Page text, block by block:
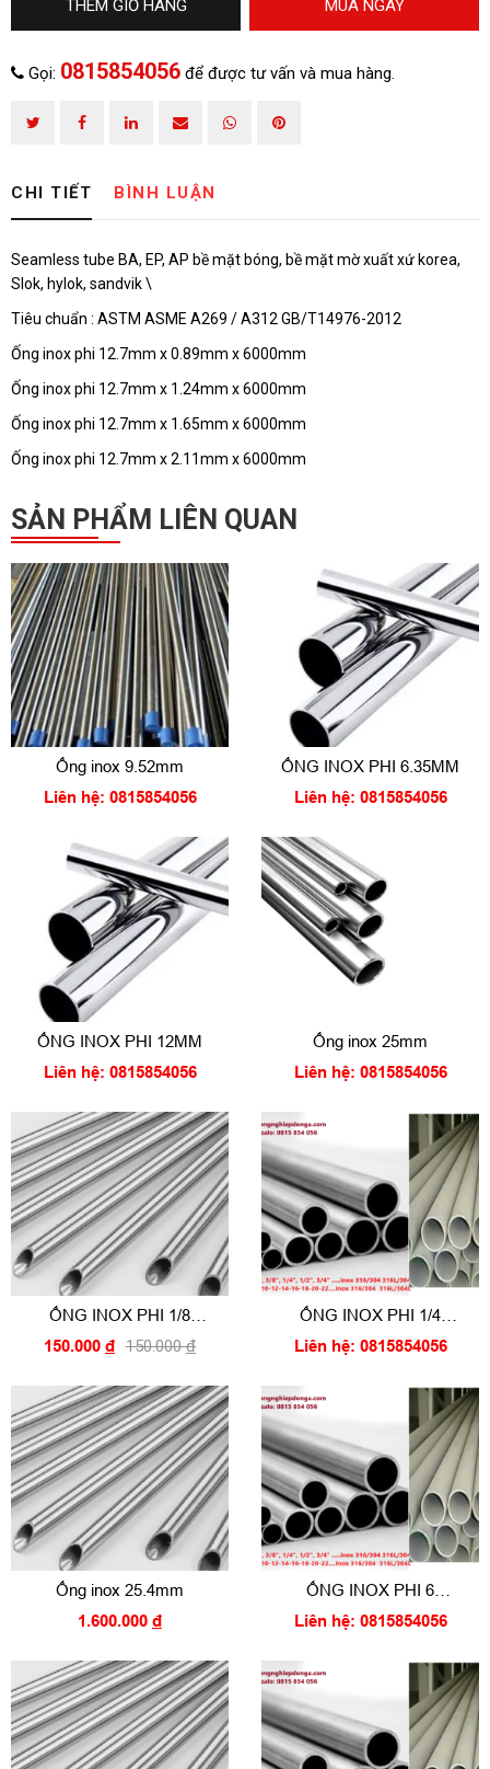
THÊM GIỎ HÀNG MUA NGAY
Gọi: 0815854056 để được tư vấn và mua hàng.
CHI TIẾT BÌNH LUẬN
Seamless tube BA, EP, AP bề mặt bóng, bề mặt mờ xuất xứ korea,
Slok, hylok, sandvik \
Tiêu chuẩn : ASTM ASME A269 / A312 GB/T14976-2012
Ống inox phi 12.7mm x 0.89mm x 6000mm
Ống inox phi 12.7mm x 1.24mm x 6000mm
Ống inox phi 12.7mm x 1.65mm x 6000mm
Ống inox phi 12.7mm x 2.11mm x 6000mm
SẢN PHẨM LIÊN QUAN
Ống inox 9.52mm
Liên hệ: 0815854056
ỐNG INOX PHI 6.35MM
Liên hệ: 0815854056
ỐNG INOX PHI 12MM
Liên hệ: 0815854056
Ống inox 25mm
Liên hệ: 0815854056
ỐNG INOX PHI 1/8
SEAMLESS TUBING 1/8
150.000 đ 150.000đ
ỐNG INOX PHI 1/4
SEAMLESS TUBING 1/4
Liên hệ: 0815854056
Ống inox 25.4mm
1.600.000 đ
ỐNG INOX PHI 6
SEAMLESS TUBING
Liên hệ: 0815854056
HOÀN THÀNH